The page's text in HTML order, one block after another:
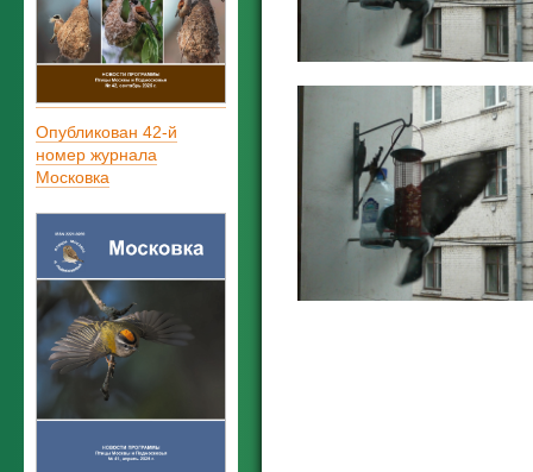
Опубликован 42-й
номер журнала
Московка